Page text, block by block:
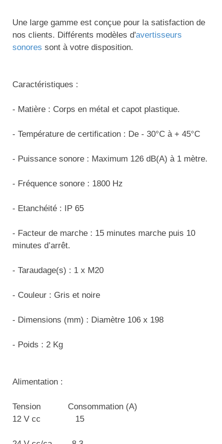
Vêtements personnalisés
Traitement des eaux
Trancheuse professionnelle
Transformateur électrique
Ventilateurs et aération d'atelier
Tapis et caillebotis
Traitement du linge
Vestiaires et casiers
Equipements de karting
Equipements pour patinage
Equipements pour roller
sportif
Jeu gymnique
Loisirs
Matériel de fitness
Matériel de musculation
Vêtement sportif
Piano de cuisson
Pompes à sauce
Portes commandes restaurant
Rôtisserie professionnelle
Vaisselle restaurant
Vitrines réfrigérées
Une large gamme est conçue pour la satisfaction de
nos clients. Différents modèles d'avertisseurs
sonores sont à votre disposition.
Caractéristiques :
- Matière : Corps en métal et capot plastique.
- Température de certification : De - 30°C à + 45°C
- Puissance sonore : Maximum 126 dB(A) à 1 mètre.
- Fréquence sonore : 1800 Hz
- Etanchéité : IP 65
- Facteur de marche : 15 minutes marche puis 10
minutes d’arrêt.
- Taraudage(s) : 1 x M20
- Couleur : Gris et noire
- Dimensions (mm) : Diamètre 106 x 198
- Poids : 2 Kg
Alimentation :
Tension Consommation (A)
12 V cc 15